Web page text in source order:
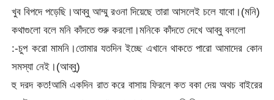
খুব বিপদে পড়েছি।আব্বু আম্মু রওনা দিয়েছে তারা আসলেই চলে যাবো।(মনি)
কথাগুলো বলে মনি কাঁদতে শুরু করলো।মনিকে কাঁদতে দেখে আব্বু বললো
:-চুপ করো মামনি।তোমার যতদিন ইচ্ছে এখানে থাকতে পারো আমাদের কোন
সমস্যা নেই।(আব্বু)
হু দরদ কত!আমি একদিন রাত করে বাসায় ফিরলে কত বকা দেয় অথচ বাইরের